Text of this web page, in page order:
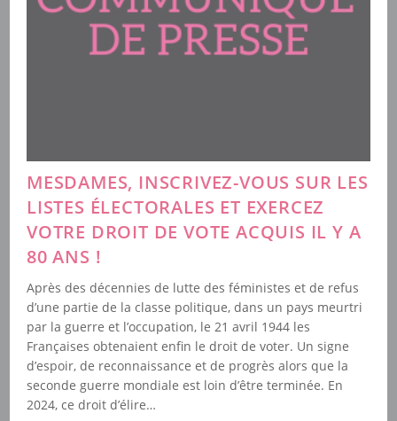
MESDAMES, INSCRIVEZ-VOUS SUR LES
LISTES ÉLECTORALES ET EXERCEZ
VOTRE DROIT DE VOTE ACQUIS IL Y A
80 ANS !
Après des décennies de lutte des féministes et de refus
d’une partie de la classe politique, dans un pays meurtri
par la guerre et l’occupation, le 21 avril 1944 les
Françaises obtenaient enfin le droit de voter. Un signe
d’espoir, de reconnaissance et de progrès alors que la
seconde guerre mondiale est loin d’être terminée. En
2024, ce droit d’élire…